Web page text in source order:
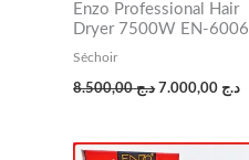
Enzo Professional Hair
Dryer 7500W EN-6006
Séchoir
د.ج8.500,00 د.ج
Le